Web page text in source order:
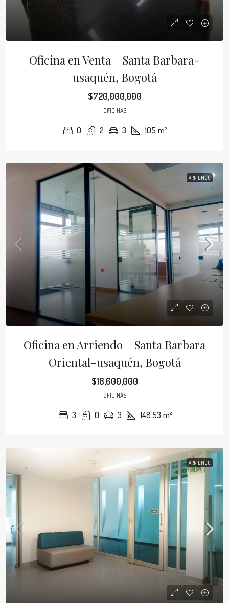
Oficina en Venta – Santa Barbara-
usaquén, Bogotá
$720,000,000
OFICINAS
0 2 3 105 m²
ARRIENDO
Oficina en Arriendo – Santa Barbara
Oriental-usaquén, Bogotá
$18,600,000
OFICINAS
3 0 3 148.53 m²
ARRIENDO